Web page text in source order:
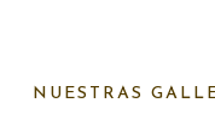
NUESTRAS